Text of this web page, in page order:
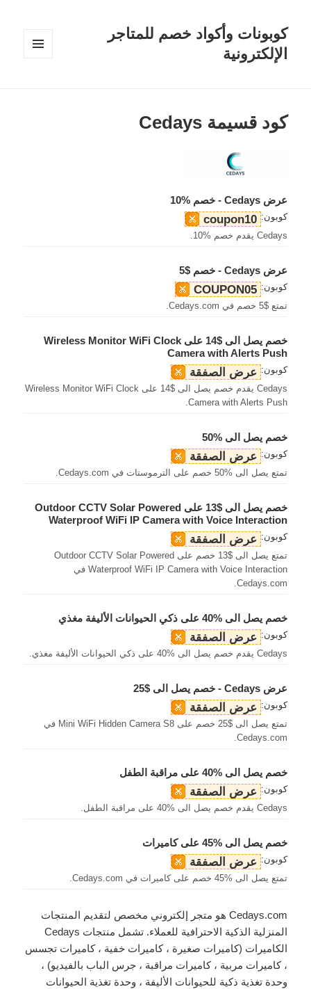
كوبونات وأكواد خصم للمتاجر
الإلكترونية
كود قسيمة Cedays
عرض Cedays - خصم %10
كوبون: coupon10
Cedays يقدم خصم %10.
عرض Cedays - خصم $5
كوبون: COUPON05
تمتع $5 خصم في Cedays.com.
خصم يصل الى $14 على Wireless Monitor WiFi Clock
Camera with Alerts Push
كوبون: عرض الصفقة
Cedays يقدم خصم يصل الى $14 على Wireless Monitor WiFi Clock
Camera with Alerts Push.
خصم يصل الى %50
كوبون: عرض الصفقة
تمتع يصل الى %50 خصم على الترموستات في Cedays.com.
خصم يصل الى $13 على Outdoor CCTV Solar Powered
Waterproof WiFi IP Camera with Voice Interaction
كوبون: عرض الصفقة
تمتع يصل الى $13 خصم على Outdoor CCTV Solar Powered
Waterproof WiFi IP Camera with Voice Interaction في
Cedays.com.
خصم يصل الى %40 على ذكي الحيوانات الأليفة مغذي
كوبون: عرض الصفقة
Cedays يقدم خصم يصل الى %40 على ذكي الحيوانات الأليفة مغذي.
عرض Cedays - خصم يصل الى $25
كوبون: عرض الصفقة
تمتع يصل الى $25 خصم على Mini WiFi Hidden Camera S8 في
Cedays.com.
خصم يصل الى %40 على مراقبة الطفل
كوبون: عرض الصفقة
Cedays يقدم خصم يصل الى %40 على مراقبة الطفل.
خصم يصل الى %45 على كاميرات
كوبون: عرض الصفقة
تمتع يصل الى %45 خصم على كاميرات في Cedays.com.
Cedays.com هو متجر إلكتروني مخصص لتقديم المنتجات
المنزلية الذكية الاحترافية للعملاء. تشمل منتجات Cedays
الكاميرات (كاميرات صغيرة ، كاميرات خفية ، كاميرات تجسس
، كاميرات مربية ، كاميرات مراقبة ، جرس الباب بالفيديو) ،
وحدة تغذية ذكية للحيوانات الأليفة ، وحدة تغذية الحيوانات